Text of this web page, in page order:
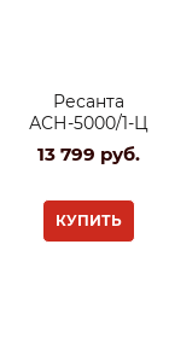
Ресанта
АСН-5000/1-Ц
13 799 руб.
КУПИТЬ